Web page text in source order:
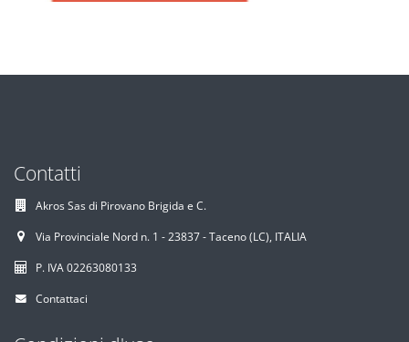
Contatti
Akros Sas di Pirovano Brigida e C.
Via Provinciale Nord n. 1 - 23837 - Taceno (LC), ITALIA
P. IVA 02263080133
Contattaci